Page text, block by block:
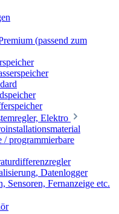
(passend zum
Elektro
programmierbare
Datenlogger
Sensoren, Fernanzeige etc.